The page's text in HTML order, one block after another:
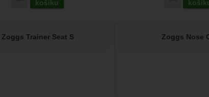
nám umožňují měření výkonu našeho webu i našich
určujeme počet návštěv a zdroje návštěv našich
košíku
Zoggs Trainer Seat S Zoggs Nose